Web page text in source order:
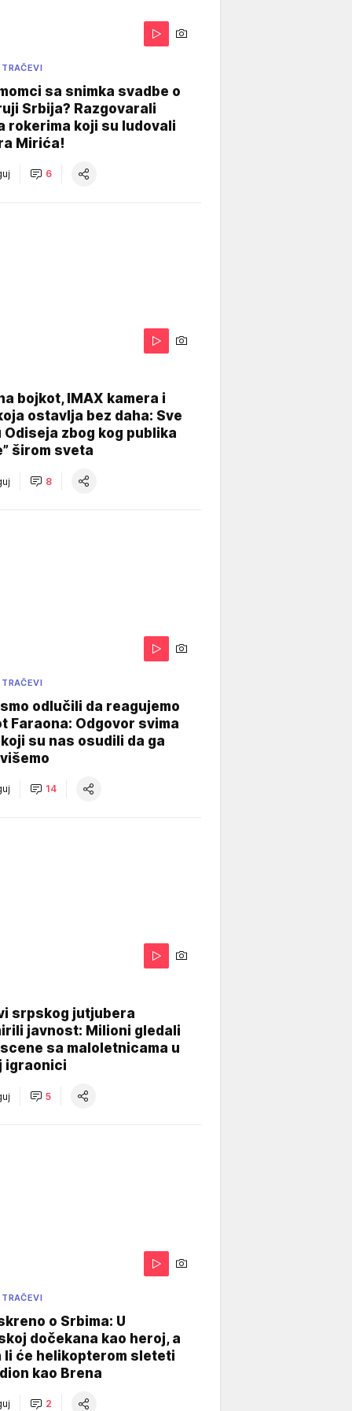
sa snimka svadbe o
Srbija? Razgovarali
rokerima koji su ludovali
Mirića!
6
bojkot, IMAX kamera i
ostavlja bez daha: Sve
Odiseja zbog kog publika
širom sveta
8
odlučili da reagujemo
Faraona: Odgovor svima
su nas osudili da ga
14
srpskog jutjubera
javnost: Milioni gledali
sa maloletnicama u
igraonici
5
o Srbima: U
dočekana kao heroj, a
li će helikopterom sleteti
kao Brena
2